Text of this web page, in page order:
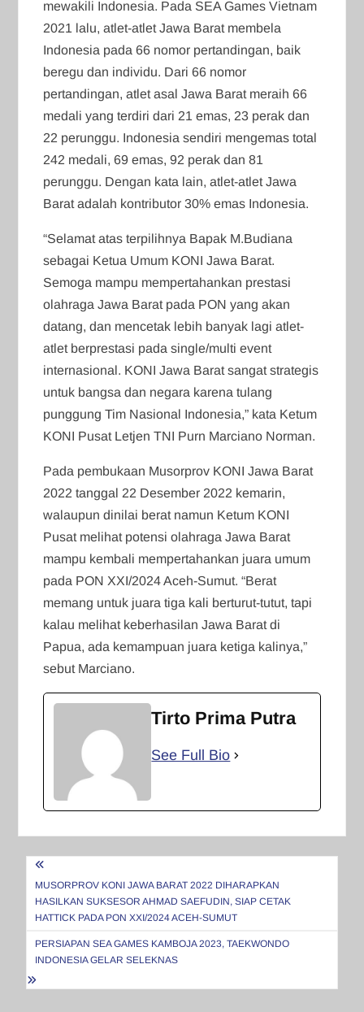
mewakili Indonesia. Pada SEA Games Vietnam
2021 lalu, atlet-atlet Jawa Barat membela
Indonesia pada 66 nomor pertandingan, baik
beregu dan individu. Dari 66 nomor
pertandingan, atlet asal Jawa Barat meraih 66
medali yang terdiri dari 21 emas, 23 perak dan
22 perunggu. Indonesia sendiri mengemas total
242 medali, 69 emas, 92 perak dan 81
perunggu. Dengan kata lain, atlet-atlet Jawa
Barat adalah kontributor 30% emas Indonesia.
“Selamat atas terpilihnya Bapak M.Budiana
sebagai Ketua Umum KONI Jawa Barat.
Semoga mampu mempertahankan prestasi
olahraga Jawa Barat pada PON yang akan
datang, dan mencetak lebih banyak lagi atlet-
atlet berprestasi pada single/multi event
internasional. KONI Jawa Barat sangat strategis
untuk bangsa dan negara karena tulang
punggung Tim Nasional Indonesia,” kata Ketum
KONI Pusat Letjen TNI Purn Marciano Norman.
Pada pembukaan Musorprov KONI Jawa Barat
2022 tanggal 22 Desember 2022 kemarin,
walaupun dinilai berat namun Ketum KONI
Pusat melihat potensi olahraga Jawa Barat
mampu kembali mempertahankan juara umum
pada PON XXI/2024 Aceh-Sumut. “Berat
memang untuk juara tiga kali berturut-tutut, tapi
kalau melihat keberhasilan Jawa Barat di
Papua, ada kemampuan juara ketiga kalinya,”
sebut Marciano.
Tirto Prima Putra
See Full Bio
Navigasi
pos
MUSORPROV KONI JAWA BARAT 2022 DIHARAPKAN
HASILKAN SUKSESOR AHMAD SAEFUDIN, SIAP CETAK
HATTICK PADA PON XXI/2024 ACEH-SUMUT
PERSIAPAN SEA GAMES KAMBOJA 2023, TAEKWONDO
INDONESIA GELAR SELEKNAS